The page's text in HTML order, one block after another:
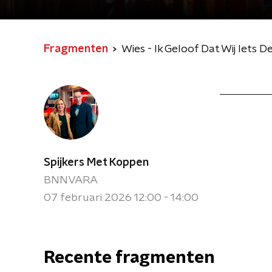
Fragmenten Wies - Ik Geloof Dat Wij Iets
Spijkers Met Koppen
BNNVARA
07 februari 2026 12:00 - 14:00
Recente fragmenten